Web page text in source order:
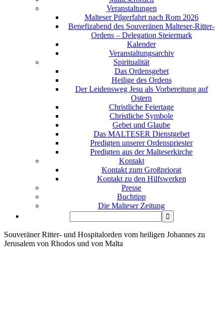
Veranstaltungen
Malteser Pilgerfahrt nach Rom 2026
Benefizabend des Souveränen Malteser-Ritter-
Ordens – Delegation Steiermark
Kalender
Veranstaltungsarchiv
Spiritualität
Das Ordensgebet
Heilige des Ordens
Der Leidensweg Jesu als Vorbereitung auf
Ostern
Christliche Feiertage
Christliche Symbole
Gebet und Glaube
Das MALTESER Dienstgebet
Predigten unserer Ordenspriester
Predigten aus der Malteserkirche
Kontakt
Kontakt zum Großpriorat
Kontakt zu den Hilfswerken
Presse
Buchtipp
Die Malteser Zeitung
Souveräner Ritter- und Hospitalorden vom heiligen Johannes zu
Jerusalem von Rhodos und von Malta